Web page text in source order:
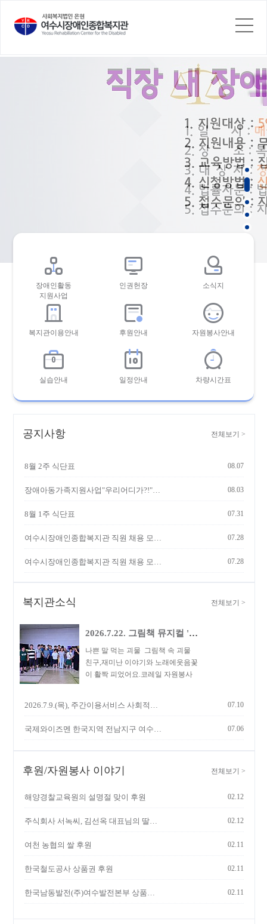
장애인활동
지원사업
인권헌장 소식지
복지관이용안내 후원안내 자원봉사안내
실습안내 일정안내 차량시간표
공지사항
8월 2주 식단표 08.07
장애아동가족지원사업"우리어디가?!" 참여자 모집 08.03
8월 1주 식단표 07.31
여수시장애인종합복지관 직원 채용 모집 공고(긴급) 07.28
여수시장애인종합복지관 직원 채용 모집 공고(긴급) 07.28
전체보기 >
복지관소식
2026.7.22. 그림책 뮤지컬 '나쁜 말 …
나쁜 말 먹는 괴물 그림책 속 괴물
친구,재미난 이야기와 노래에웃음꽃
이 활짝 피었어요.코레일 자원봉사
2026.7.9.(목), 주간이용서비스 사회적응활동 순… 07.10
국제와이즈멘 한국지역 전남지구 여수지방 여수진남클럽, … 07.06
전체보기 >
후원/자원봉사 이야기
해양경찰교육원의 설명절 맞이 후원 02.12
주식회사 서녹씨, 김선옥 대표님의 딸기 모찌 후원 02.12
여천 농협의 쌀 후원 02.11
한국철도공사 상품권 후원 02.11
한국남동발전(주)여수발전본부 상품권 후원 02.11
전체보기 >